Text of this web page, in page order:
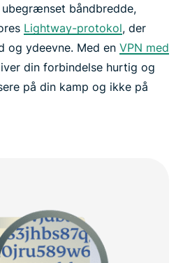
ubegrænset båndbredde,
Lightway-protokol, der
og ydeevne. Med en VPN med
din forbindelse hurtig og
på din kamp og ikke på